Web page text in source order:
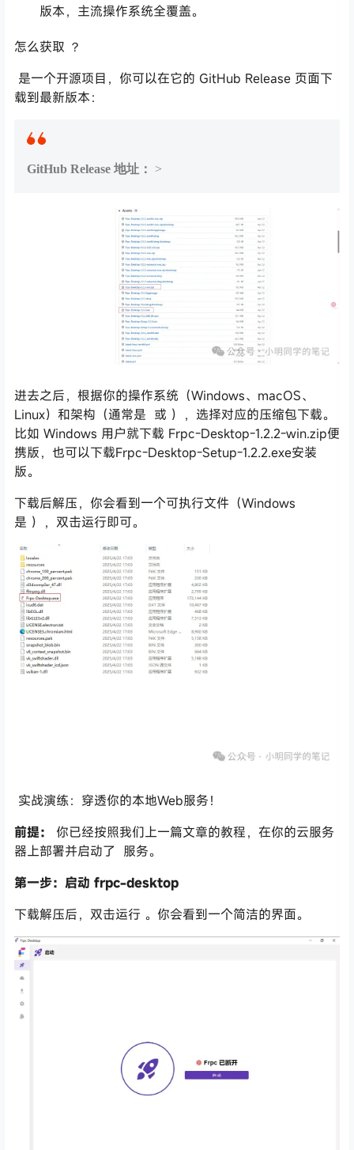
版本，主流操作系统全覆盖。
怎么获取 ？
是一个开源项目，你可以在它的 GitHub Release 页面下
载到最新版本：
GitHub Release 地址： >
进去之后，根据你的操作系统（Windows、macOS、
Linux）和架构（通常是 或 ），选择对应的压缩包下载。
比如 Windows 用户就下载 Frpc-Desktop-1.2.2-win.zip便
携版，也可以下载Frpc-Desktop-Setup-1.2.2.exe安装
版。
下载后解压，你会看到一个可执行文件（Windows
是 ），双击运行即可。
实战演练：穿透你的本地Web服务！
前提：
你已经按照我们上一篇文章的教程，在你的云服务
器上部署并启动了 服务。
第一步：启动 frpc-desktop
下载解压后，双击运行 。你会看到一个简洁的界面。